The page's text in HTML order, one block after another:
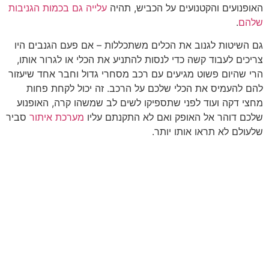
האופנועים והקטנועים על הכביש, תהיה עלייה גם בכמות הגניבות
שלהם.
גם השיטות לגנוב את הכלים משתכללות – אם פעם הגנבים היו
צריכים לעבוד קשה כדי לנסות להתניע את הכלי או לגרור אותו,
הרי שהיום פשוט מגיעים עם רכב מסחרי גדול וחבר אחד שיעזור
להם להעמיס את הכלי שלכם על הרכב. זה יכול לקחת פחות
מחצי דקה ועוד לפני שתספיקו לשים לב שמשהו קרה, האופנוע
שלכם דוהר אל האופק ואם לא התקנתם עליו מערכת איתור סביר
שלעולם לא תראו אותו יותר.